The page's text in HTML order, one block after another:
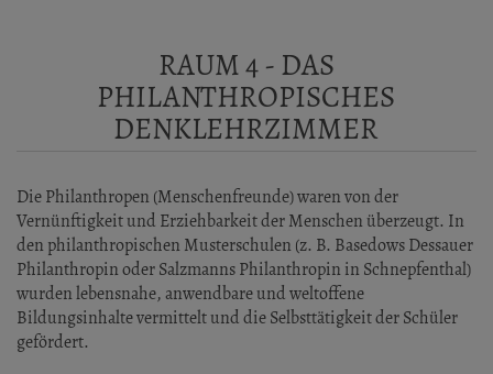
RAUM 4 - DAS
PHILANTHROPISCHES
DENKLEHRZIMMER
Die Philanthropen (Menschenfreunde) waren von der
Vernünftigkeit und Erziehbarkeit der Menschen überzeugt. In
den philanthropischen Musterschulen (z. B. Basedows Dessauer
Philanthropin oder Salzmanns Philanthropin in Schnepfenthal)
wurden lebensnahe, anwendbare und weltoffene
Bildungsinhalte vermittelt und die Selbsttätigkeit der Schüler
gefördert.